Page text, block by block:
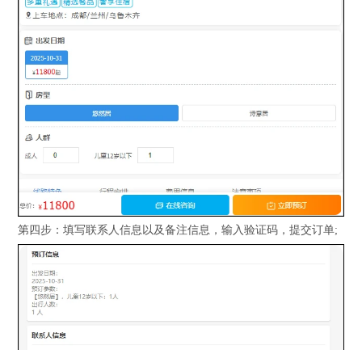
第四步：填写联系人信息以及备注信息，输入验证码，提交订单;